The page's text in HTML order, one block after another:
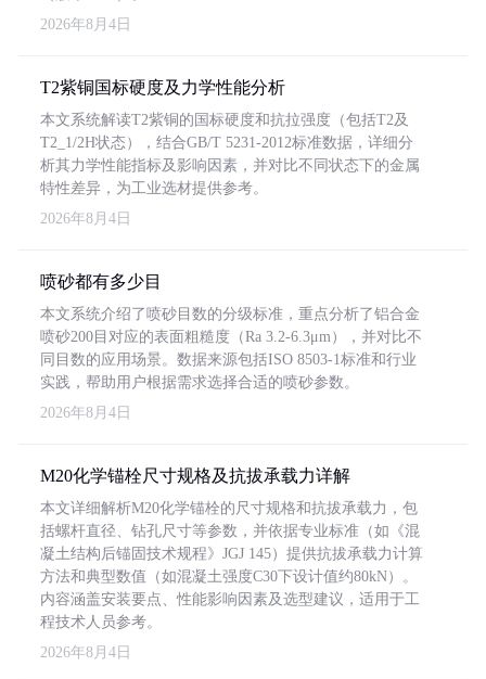
2026年8月4日
T2紫铜国标硬度及力学性能分析
本文系统解读T2紫铜的国标硬度和抗拉强度（包括T2及
T2_1/2H状态），结合GB/T 5231-2012标准数据，详细分
析其力学性能指标及影响因素，并对比不同状态下的金属
特性差异，为工业选材提供参考。
2026年8月4日
喷砂都有多少目
本文系统介绍了喷砂目数的分级标准，重点分析了铝合金
喷砂200目对应的表面粗糙度（Ra 3.2-6.3μm），并对比不
同目数的应用场景。数据来源包括ISO 8503-1标准和行业
实践，帮助用户根据需求选择合适的喷砂参数。
2026年8月4日
M20化学锚栓尺寸规格及抗拔承载力详解
本文详细解析M20化学锚栓的尺寸规格和抗拔承载力，包
括螺杆直径、钻孔尺寸等参数，并依据专业标准（如《混
凝土结构后锚固技术规程》JGJ 145）提供抗拔承载力计算
方法和典型数值（如混凝土强度C30下设计值约80kN）。
内容涵盖安装要点、性能影响因素及选型建议，适用于工
程技术人员参考。
2026年8月4日